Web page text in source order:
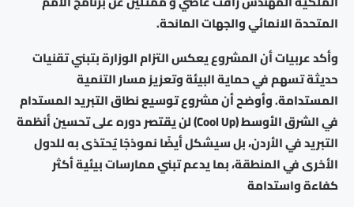
المتحدة الانمائي والجهات المانحة.
وأكد عربيات أن المشروع يعكس التزام الوزارة بتبني تقنيات
حديثة تسهم في حماية البيئة وتعزيز مسار التنمية
المستدامة. وأوضح أن مشروع توسيع نطاق التبريد المستدام
في الشرق الأوسط (Cool Up) لن يقتصر دوره على تحسين أنظمة
التبريد في الأردن، بل سيشكل أيضًا نموذجًا يُحتذى به للدول
الأخرى في المنطقة، بما يدعم تبني ممارسات بيئية أكثر
كفاءة واستدامة